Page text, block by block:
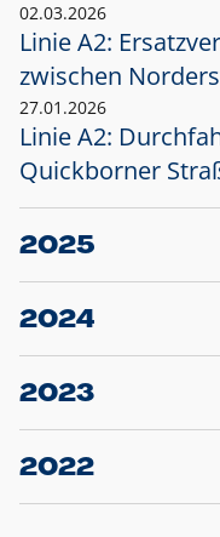
02.03.2026
Linie A2:
zwischen
27.01.2026
Linie A2:
Quickborner
2025
23.12.2025
Projekt S5: Start
2024
10.12.2024
Großprojekt S5:
2023
20.12.2023
Schleswig-
2022
22.12.2022